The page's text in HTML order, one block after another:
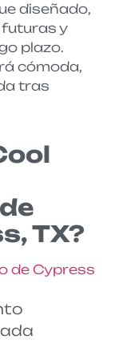
diseñado,
y
plazo.
cómoda,
tras
TX?
de Cypress